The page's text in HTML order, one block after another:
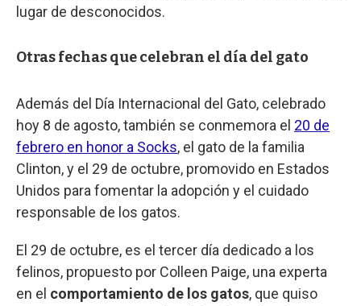
lugar de desconocidos.
Otras fechas que celebran el día del gato
Además del Día Internacional del Gato, celebrado
hoy 8 de agosto, también se conmemora el 20 de
febrero en honor a Socks, el gato de la familia
Clinton, y el 29 de octubre, promovido en Estados
Unidos para fomentar la adopción y el cuidado
responsable de los gatos.
El 29 de octubre, es el tercer día dedicado a los
felinos, propuesto por Colleen Paige, una experta
en el comportamiento de los gatos, que quiso